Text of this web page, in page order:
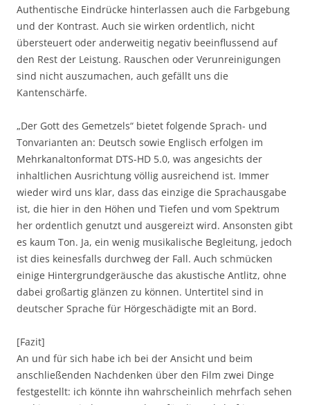
Authentische Eindrücke hinterlassen auch die Farbgebung
und der Kontrast. Auch sie wirken ordentlich, nicht
übersteuert oder anderweitig negativ beeinflussend auf
den Rest der Leistung. Rauschen oder Verunreinigungen
sind nicht auszumachen, auch gefällt uns die
Kantenschärfe.
„Der Gott des Gemetzels“ bietet folgende Sprach- und
Tonvarianten an: Deutsch sowie Englisch erfolgen im
Mehrkanaltonformat DTS-HD 5.0, was angesichts der
inhaltlichen Ausrichtung völlig ausreichend ist. Immer
wieder wird uns klar, dass das einzige die Sprachausgabe
ist, die hier in den Höhen und Tiefen und vom Spektrum
her ordentlich genutzt und ausgereizt wird. Ansonsten gibt
es kaum Ton. Ja, ein wenig musikalische Begleitung, jedoch
ist dies keinesfalls durchweg der Fall. Auch schmücken
einige Hintergrundgeräusche das akustische Antlitz, ohne
dabei großartig glänzen zu können. Untertitel sind in
deutscher Sprache für Hörgeschädigte mit an Bord.
[Fazit]
An und für sich habe ich bei der Ansicht und beim
anschließenden Nachdenken über den Film zwei Dinge
festgestellt: ich könnte ihn wahrscheinlich mehrfach sehen